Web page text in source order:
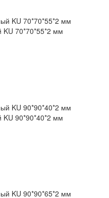
KU 70*70*55*2 мм
KU 90*90*40*2 мм